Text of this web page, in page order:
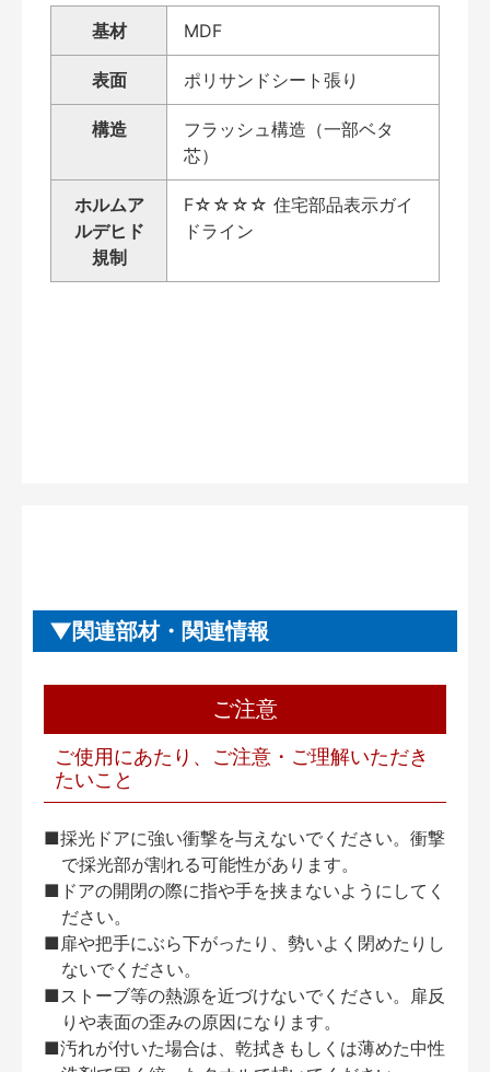
基材 MDF
表面 ポリサンドシート張り
構造
フラッシュ構造（一部ベタ
芯）
ホルムア
ルデヒド
規制
F☆☆☆☆ 住宅部品表示ガイ
ドライン
関連部材・関連情報
ご注意
ご使用にあたり、ご注意・ご理解いただき
たいこと
■採光ドアに強い衝撃を与えないでください。衝撃
で採光部が割れる可能性があります。
■ドアの開閉の際に指や手を挟まないようにしてく
ださい。
■扉や把手にぶら下がったり、勢いよく閉めたりし
ないでください。
■ストーブ等の熱源を近づけないでください。扉反
りや表面の歪みの原因になります。
■汚れが付いた場合は、乾拭きもしくは薄めた中性